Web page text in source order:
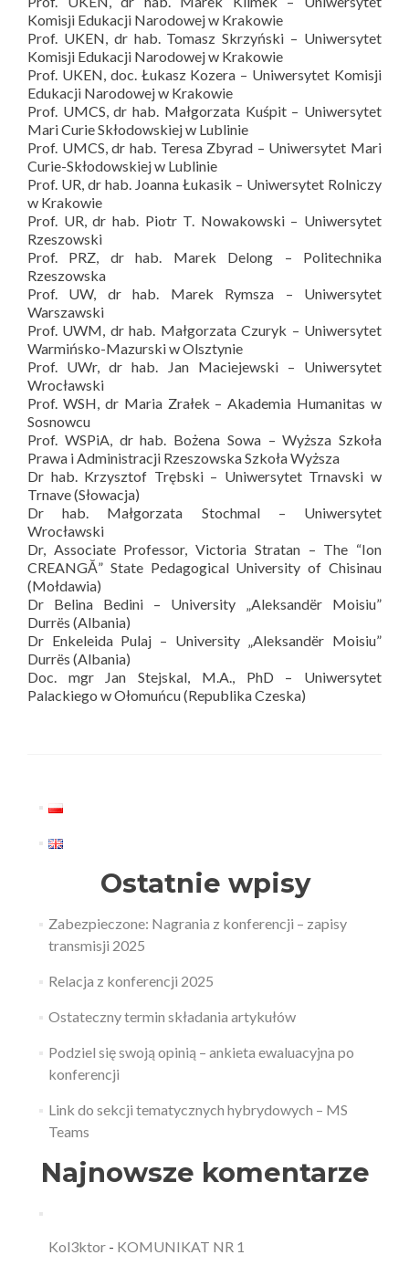
Komisji Edukacji Narodowej w Krakowie
Prof. UKEN, dr hab. Tomasz Skrzyński – Uniwersytet
Komisji Edukacji Narodowej w Krakowie
Prof. UKEN, doc. Łukasz Kozera – Uniwersytet Komisji
Edukacji Narodowej w Krakowie
Prof. UMCS, dr hab. Małgorzata Kuśpit – Uniwersytet
Mari Curie Skłodowskiej w Lublinie
Prof. UMCS, dr hab. Teresa Zbyrad – Uniwersytet Mari
Curie-Skłodowskiej w Lublinie
Prof. UR, dr hab. Joanna Łukasik – Uniwersytet Rolniczy
w Krakowie
Prof. UR, dr hab. Piotr T. Nowakowski – Uniwersytet
Rzeszowski
Prof. PRZ, dr hab. Marek Delong – Politechnika
Rzeszowska
Prof. UW, dr hab. Marek Rymsza – Uniwersytet
Warszawski
Prof. UWM, dr hab. Małgorzata Czuryk – Uniwersytet
Warmińsko-Mazurski w Olsztynie
Prof. UWr, dr hab. Jan Maciejewski – Uniwersytet
Wrocławski
Prof. WSH, dr Maria Zrałek – Akademia Humanitas w
Sosnowcu
Prof. WSPiA, dr hab. Bożena Sowa – Wyższa Szkoła
Prawa i Administracji Rzeszowska Szkoła Wyższa
Dr hab. Krzysztof Trębski – Uniwersytet Trnavski w
Trnave (Słowacja)
Dr hab. Małgorzata Stochmal – Uniwersytet
Wrocławski
Dr, Associate Professor, Victoria Stratan – The “Ion
CREANGĂ” State Pedagogical University of Chisinau
(Mołdawia)
Dr Belina Bedini – University „Aleksandër Moisiu”
Durrës (Albania)
Dr Enkeleida Pulaj – University „Aleksandër Moisiu”
Durrës (Albania)
Doc. mgr Jan Stejskal, M.A., PhD – Uniwersytet
Palackiego w Ołomuńcu (Republika Czeska)
Ostatnie wpisy
Zabezpieczone: Nagrania z konferencji – zapisy
transmisji 2025
Relacja z konferencji 2025
Ostateczny termin składania artykułów
Podziel się swoją opinią – ankieta ewaluacyjna po
konferencji
Link do sekcji tematycznych hybrydowych – MS
Teams
Najnowsze komentarze
Kol3ktor- KOMUNIKAT NR 1